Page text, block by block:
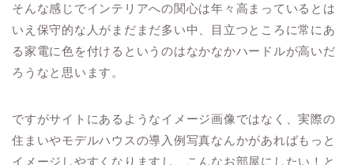
そんな感じでインテリアへの関心は年々高まっているとは
いえ保守的な人がまだまだ多い中、目立つところに常にあ
る家電に色を付けるというのはなかなかハードルが高いだ
ろうなと思います。
ですがサイトにあるようなイメージ画像ではなく、実際の
住まいやモデルハウスの導入例写真なんかがあればもっと
イメージしやすくなりますし、こんなお部屋にしたい！と